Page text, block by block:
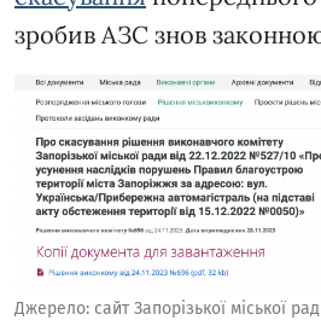
зробив АЗС знов
Джерело: сайт Запорізької міської